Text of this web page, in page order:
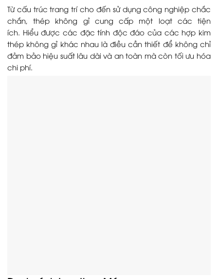
Từ cấu trúc trang trí cho đến sử dụng công nghiệp chắc
chắn, thép không gỉ cung cấp một loạt các tiện
ích. Hiểu được các đặc tính độc đáo của các hợp kim
thép không gỉ khác nhau là điều cần thiết để không chỉ
đảm bảo hiệu suất lâu dài và an toàn mà còn tối ưu hóa
chi phí.